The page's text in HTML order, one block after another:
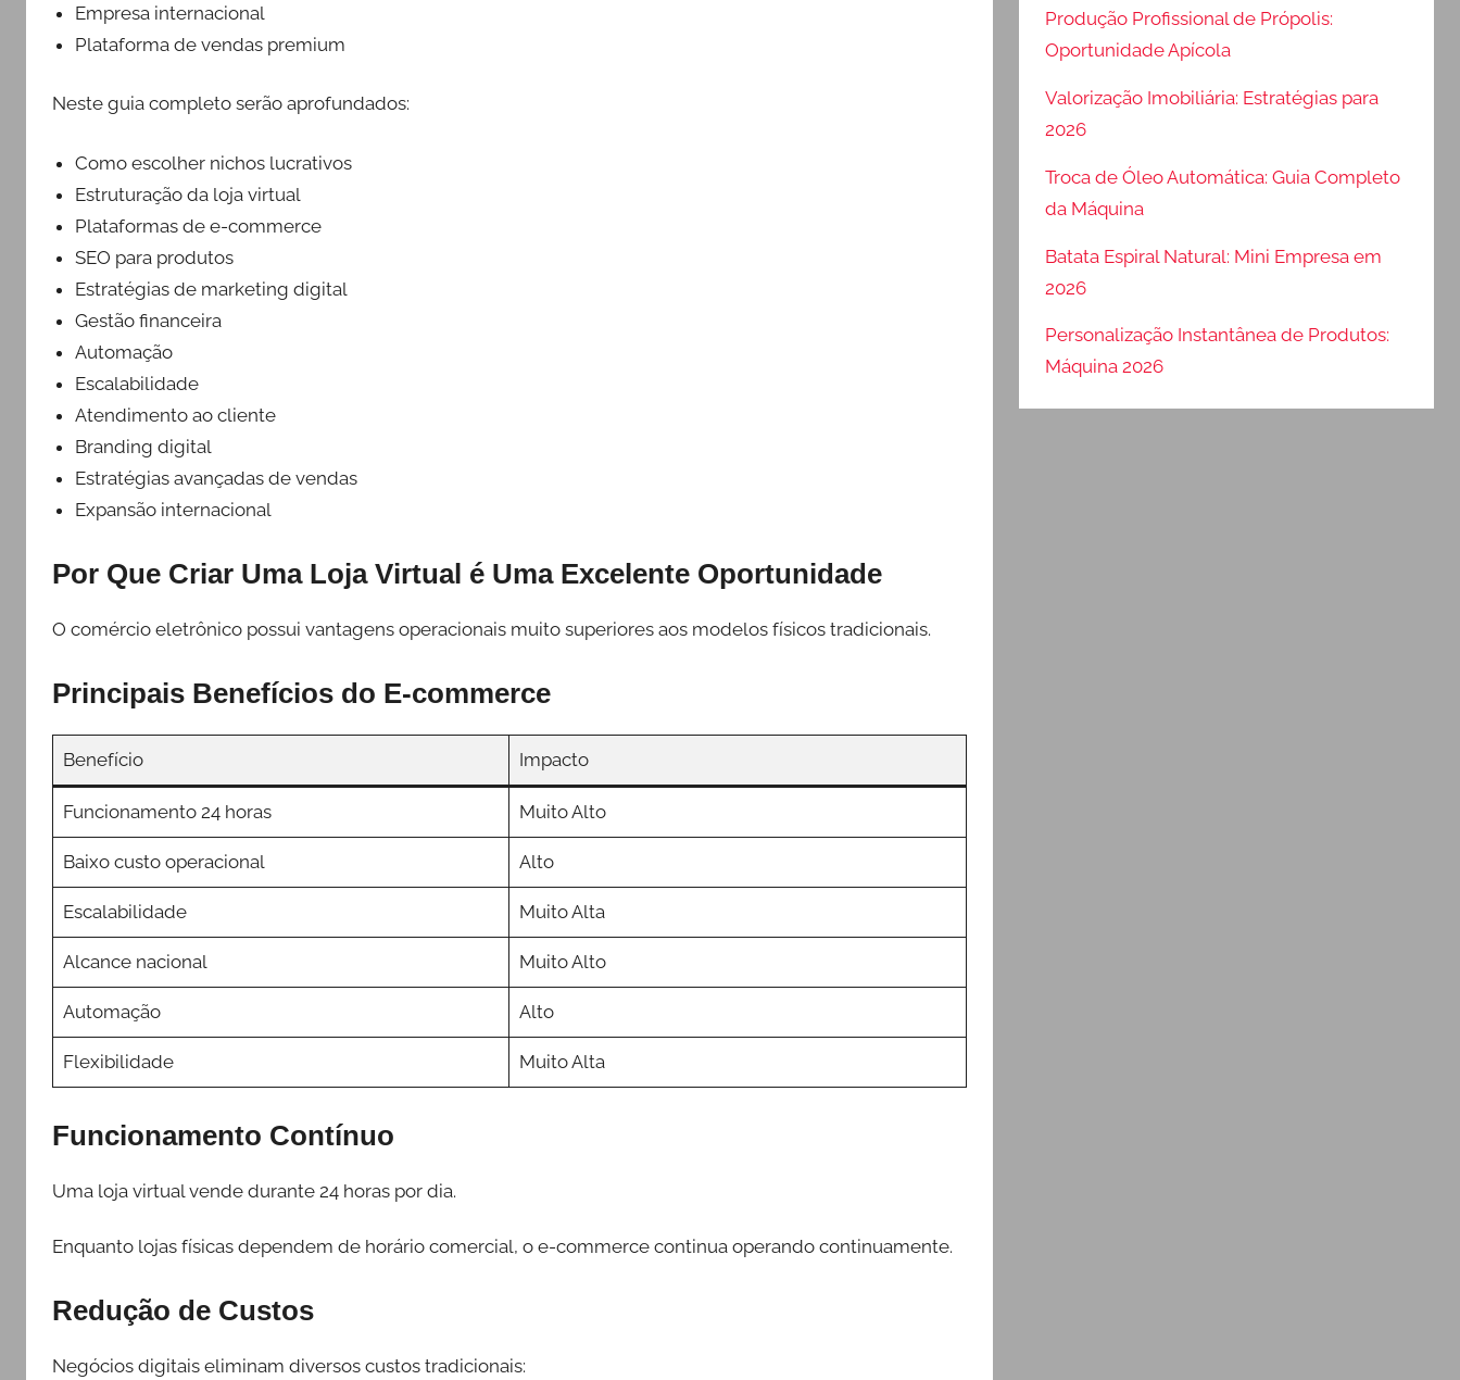
Empresa internacional
Plataforma de vendas premium
Neste guia completo serão aprofundados:
Como escolher nichos lucrativos
Estruturação da loja virtual
Plataformas de e-commerce
SEO para produtos
Estratégias de marketing digital
Gestão financeira
Automação
Escalabilidade
Atendimento ao cliente
Branding digital
Estratégias avançadas de vendas
Expansão internacional
Por Que Criar Uma Loja Virtual é Uma Excelente Oportunidade
O comércio eletrônico possui vantagens operacionais muito superiores aos modelos físicos tradicionais.
Principais Benefícios do E-commerce
Benefício Impacto
Funcionamento 24 horas Muito Alto
Baixo custo operacional Alto
Escalabilidade Muito Alta
Alcance nacional Muito Alto
Automação Alto
Flexibilidade Muito Alta
Funcionamento Contínuo
Uma loja virtual vende durante 24 horas por dia.
Enquanto lojas físicas dependem de horário comercial, o e-commerce continua operando continuamente.
Redução de Custos
Negócios digitais eliminam diversos custos tradicionais:
Produção Profissional de Própolis:
Oportunidade Apícola
Valorização Imobiliária: Estratégias para
2026
Troca de Óleo Automática: Guia Completo
da Máquina
Batata Espiral Natural: Mini Empresa em
2026
Personalização Instantânea de Produtos:
Máquina 2026